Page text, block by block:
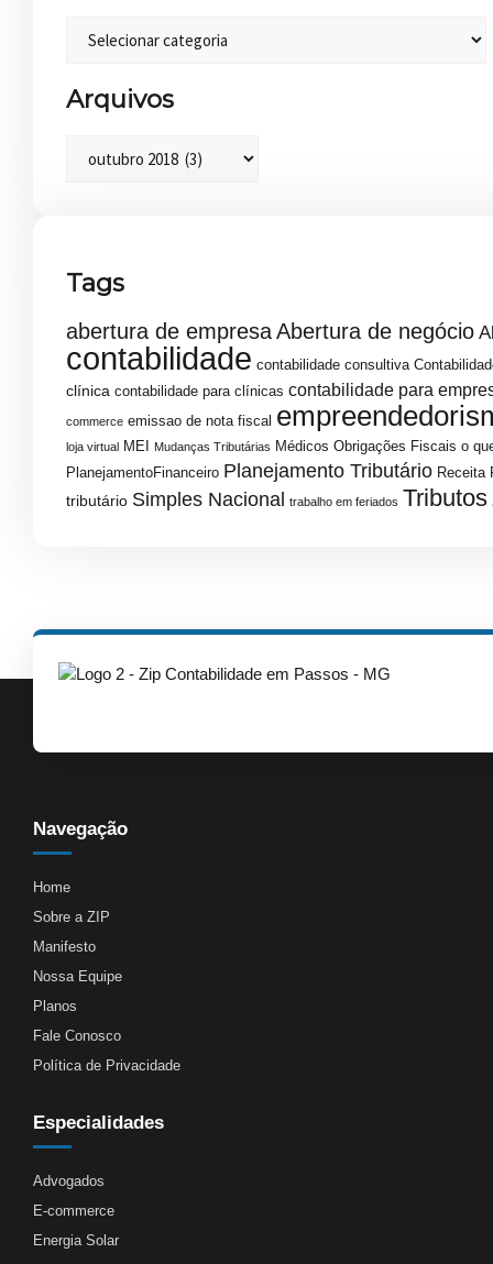
Arquivos
Tags
abertura de empresaAbertura de negócio
contabilidade contabilidade consultiva
clínica contabilidade para clínicas contabilidade para
commerce emissao de nota fiscal
loja virtual MEI Mudanças Tributárias Médicos Obrigações Fiscais o
PlanejamentoFinanceiro Planejamento Tributário Receita
tributário Simples Nacional trabalho em feriados Tributos
Navegação
Home
Sobre a ZIP
Manifesto
Nossa Equipe
Planos
Fale Conosco
Política de Privacidade
Especialidades
Advogados
E-commerce
Energia Solar